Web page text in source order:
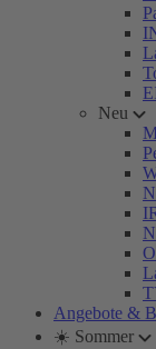
Neu
Angebote &
☀️ Sommer